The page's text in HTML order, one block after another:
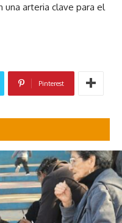
una arteria clave para el
Pinterest